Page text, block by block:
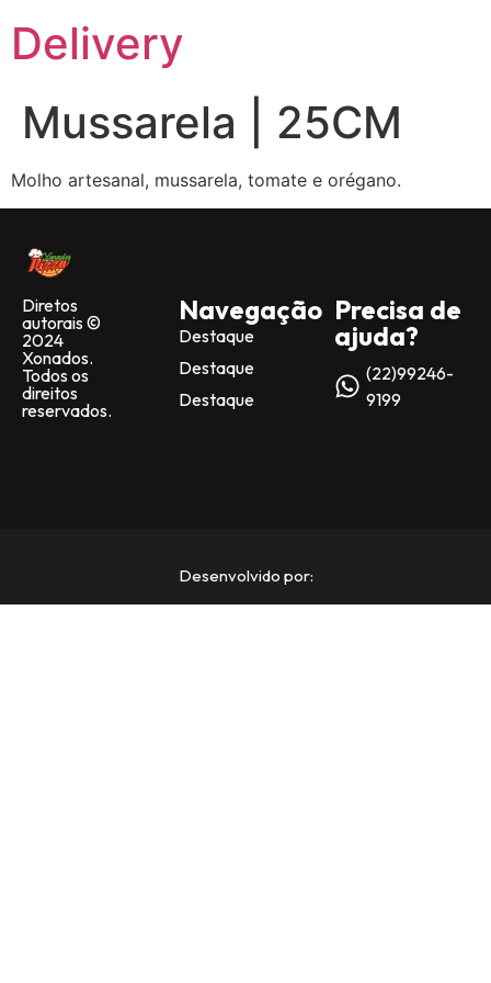
Delivery
Mussarela | 25CM
Molho artesanal, mussarela, tomate e orégano.
Diretos
autorais ©
2024
Xonados.
Todos os
direitos
reservados.
Navegação
Destaque
Destaque
Destaque
Precisa de
ajuda?
(22)99246-
9199
Desenvolvido por: